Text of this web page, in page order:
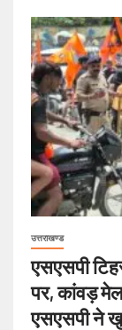
उत्तराखण्ड
एसएसपी
पर, कांवड़
एसएसपी ने